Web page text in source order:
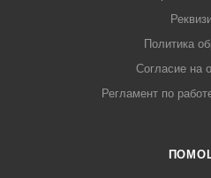
Политика
Согласие на
Регламент по